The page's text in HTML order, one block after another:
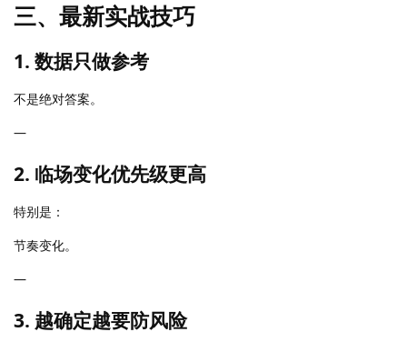
三、最新实战技巧
1. 数据只做参考
不是绝对答案。
—
2. 临场变化优先级更高
特别是：
节奏变化。
—
3. 越确定越要防风险